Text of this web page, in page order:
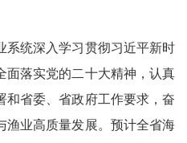
统深入学习贯彻习近平新时
面落实党的二十大精神，认真
和省委、省政府工作要求，奋
渔业高质量发展。预计全省海